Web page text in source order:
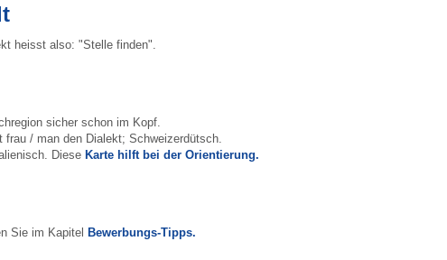
heisst also: "Stelle finden".
sicher schon im Kopf.
/ man den Dialekt; Schweizerdütsch.
DieseKarte hilft bei der Orientierung.
Sie im KapitelBewerbungs-Tipps.